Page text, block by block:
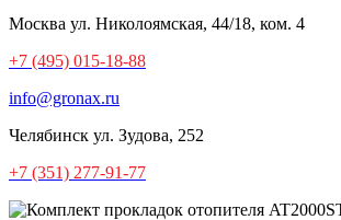
Москва ул. Николоямская, 44/18, ком. 4
+7 (495) 015-18-88
info@gronax.ru
Челябинск ул. Зудова, 252
+7 (351) 277-91-77